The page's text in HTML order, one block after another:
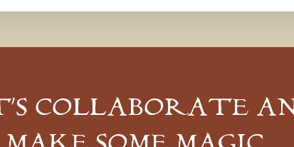
COLLABORATE